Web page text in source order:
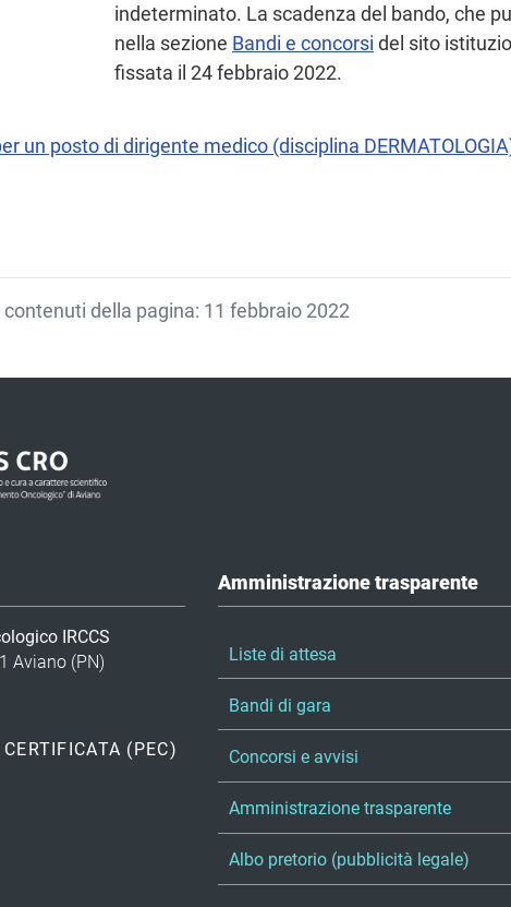
indeterminato. La scadenza del bando, che
nella sezione Bandi e concorsi del sito
fissata il 24 febbraio 2022.
un posto di dirigente medico (disciplina
della pagina: 11 febbraio 2022
IRCCS
Aviano (PN)
(PEC)
Amministrazione trasparente
Liste di attesa
Bandi di gara
Concorsi e avvisi
Amministrazione trasparente
Albo pretorio (pubblicità legale)